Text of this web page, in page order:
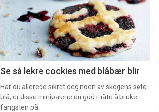
nå
2
Se så lekre cookies med blåbær blir
Har du allerede sikret deg noen av skogens søte
blå, er disse minipaiene en god måte å bruke
fangsten på.